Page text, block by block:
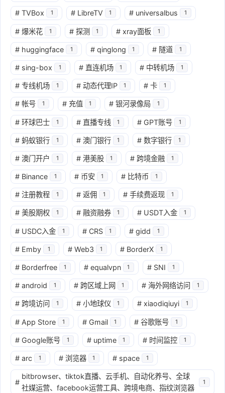
# TVBox 1 # LibreTV 1 # universalbus 1
# 爆米花 1 # 探测 1 # xray面板 1
# huggingface 1 # qinglong 1 # 隧道 1
# sing-box 1 # 直连机场 1 # 中转机场 1
# 专线机场 1 # 动态代理IP 1 # 卡 1
# 帐号 1 # 充值 1 # 银河录像局 1
# 环球巴士 1 # 直播专线 1 # GPT账号 1
# 蚂蚁银行 1 # 澳门银行 1 # 数字银行 1
# 澳门开户 1 # 港美股 1 # 跨境金融 1
# Binance 1 # 币安 1 # 比特币 1
# 注册教程 1 # 返佣 1 # 手续费返现 1
# 美股期权 1 # 融资融券 1 # USDT入金 1
# USDC入金 1 # CRS 1 # gidd 1
# Emby 1 # Web3 1 # BorderX 1
# Borderfree 1 # equalvpn 1 # SNI 1
# android 1 # 跨区域上网 1 # 海外网络访问 1
# 跨境访问 1 # 小地球仪 1 # xiaodiqiuyi 1
# App Store 1 # Gmail 1 # 谷歌账号 1
# Google账号 1 # uptime 1 # 时间监控 1
# arc 1 # 浏览器 1 # space 1
#
bitbrowser、tiktok直播、云手机、自动化养号、全球
社媒运营、facebook运营工具、跨境电商、指纹浏览器
1